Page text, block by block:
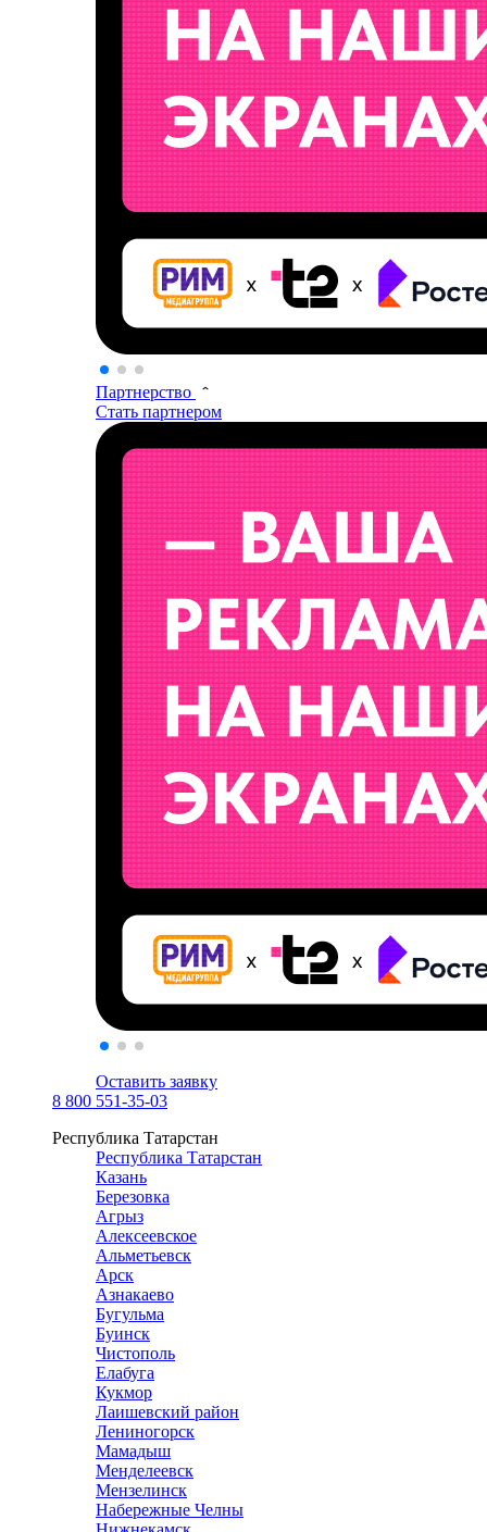
Партнерство
Стать партнером
Оставить заявку
8 800 551-35-03
Республика Татарстан
Республика Татарстан
Казань
Березовка
Агрыз
Алексеевское
Альметьевск
Арск
Азнакаево
Бугульма
Буинск
Чистополь
Елабуга
Кукмор
Лаишевский район
Лениногорск
Мамадыш
Менделеевск
Мензелинск
Набережные Челны